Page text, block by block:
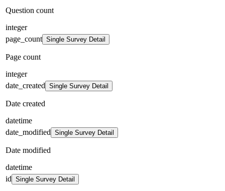
Question count
integer
page_count Single Survey Detail
Page count
integer
date_created Single Survey Detail
Date created
datetime
date_modified Single Survey Detail
Date modified
datetime
id Single Survey Detail